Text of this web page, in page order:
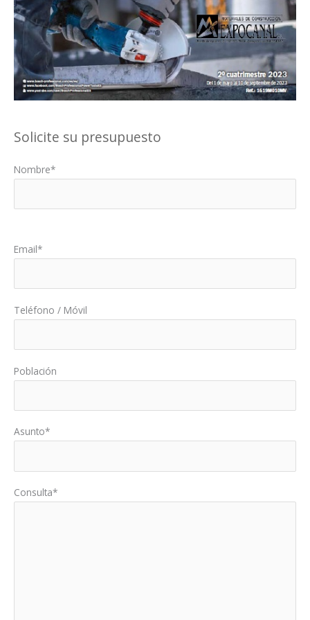
Solicite su presupuesto
Nombre*
Email*
Teléfono / Móvil
Población
Asunto*
Consulta*